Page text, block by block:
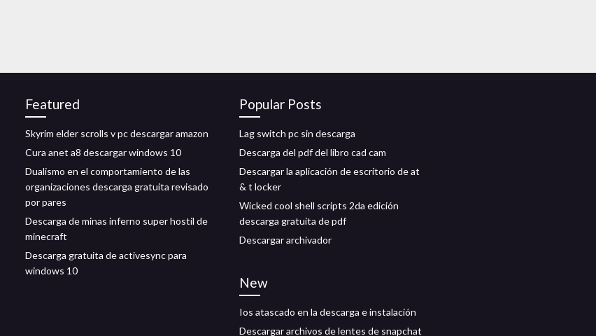
Featured
Skyrim elder scrolls v pc descargar amazon
Cura anet a8 descargar windows 10
Dualismo en el comportamiento de las
organizaciones descarga gratuita revisado
por pares
Descarga de minas inferno super hostil de
minecraft
Descarga gratuita de activesync para
windows 10
Popular Posts
Lag switch pc sin descarga
Descarga del pdf del libro cad cam
Descargar la aplicación de escritorio de at
& t locker
Wicked cool shell scripts 2da edición
descarga gratuita de pdf
Descargar archivador
New
Ios atascado en la descarga e instalación
Descargar archivos de lentes de snapchat